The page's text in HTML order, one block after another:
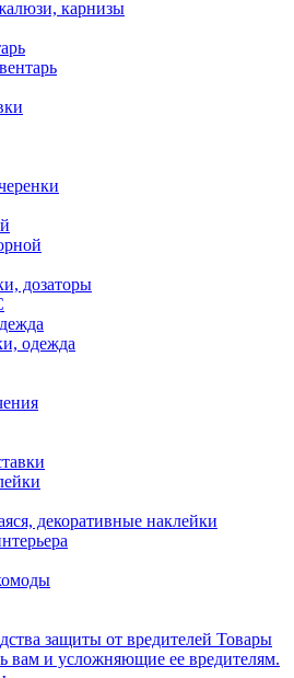
карнизы
дозаторы
одежда
декоративные наклейки
защиты от вредителей Товары
и усложняющие ее вредителям.